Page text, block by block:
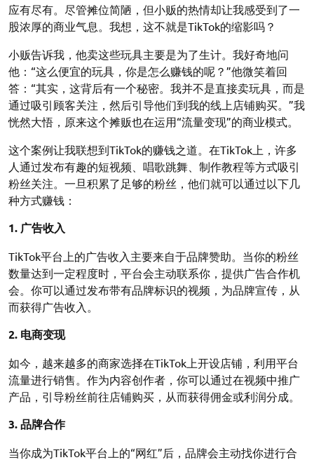
应有尽有。尽管摊位简陋，但小贩的热情却让我感受到了一
股浓厚的商业气息。我想，这不就是TikTok的缩影吗？
小贩告诉我，他卖这些玩具主要是为了生计。我好奇地问
他：“这么便宜的玩具，你是怎么赚钱的呢？”他微笑着回
答：“其实，这背后有一个秘密。我并不是直接卖玩具，而是
通过吸引顾客关注，然后引导他们到我的线上店铺购买。”我
恍然大悟，原来这个摊贩也在运用“流量变现”的商业模式。
这个案例让我联想到TikTok的赚钱之道。在TikTok上，许多
人通过发布有趣的短视频、唱歌跳舞、制作教程等方式吸引
粉丝关注。一旦积累了足够的粉丝，他们就可以通过以下几
种方式赚钱：
1. 广告收入
TikTok平台上的广告收入主要来自于品牌赞助。当你的粉丝
数量达到一定程度时，平台会主动联系你，提供广告合作机
会。你可以通过发布带有品牌标识的视频，为品牌宣传，从
而获得广告收入。
2. 电商变现
如今，越来越多的商家选择在TikTok上开设店铺，利用平台
流量进行销售。作为内容创作者，你可以通过在视频中推广
产品，引导粉丝前往店铺购买，从而获得佣金或利润分成。
3. 品牌合作
当你成为TikTok平台上的“网红”后，品牌会主动找你进行合